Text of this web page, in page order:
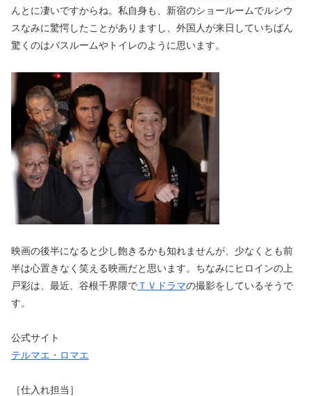
んとに凄いですからね。私自身も、新宿のショールームでルシウ
スなみに驚愕したことがありますし、外国人が来日していちばん
驚くのはバスルームやトイレのように思います。
映画の後半になると少し飽きるかも知れませんが、少なくとも前
半は心置きなく笑える映画だと思います。ちなみにヒロインの上
戸彩は、最近、谷根千界隈でＴＶドラマの撮影をしているそうで
す。
公式サイト
テルマエ・ロマエ
［仕入れ担当］